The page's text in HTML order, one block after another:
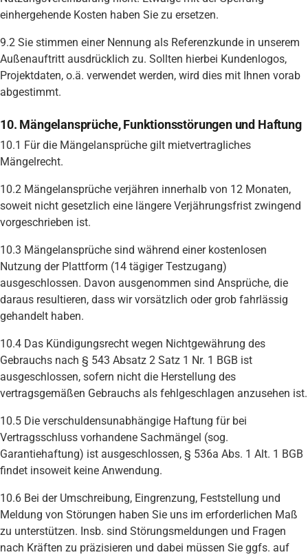
einhergehende Kosten haben Sie zu ersetzen.
9.2 Sie stimmen einer Nennung als Referenzkunde in unserem
Außenauftritt ausdrücklich zu. Sollten hierbei Kundenlogos,
Projektdaten, o.ä. verwendet werden, wird dies mit Ihnen vorab
abgestimmt.
10. Mängelansprüche, Funktionsstörungen und Haftung
10.1 Für die Mängelansprüche gilt mietvertragliches
Mängelrecht.
10.2 Mängelansprüche verjähren innerhalb von 12 Monaten,
soweit nicht gesetzlich eine längere Verjährungsfrist zwingend
vorgeschrieben ist.
10.3 Mängelansprüche sind während einer kostenlosen
Nutzung der Plattform (14 tägiger Testzugang)
ausgeschlossen. Davon ausgenommen sind Ansprüche, die
daraus resultieren, dass wir vorsätzlich oder grob fahrlässig
gehandelt haben.
10.4 Das Kündigungsrecht wegen Nichtgewährung des
Gebrauchs nach § 543 Absatz 2 Satz 1 Nr. 1 BGB ist
ausgeschlossen, sofern nicht die Herstellung des
vertragsgemäßen Gebrauchs als fehlgeschlagen anzusehen ist.
10.5 Die verschuldensunabhängige Haftung für bei
Vertragsschluss vorhandene Sachmängel (sog.
Garantiehaftung) ist ausgeschlossen, § 536a Abs. 1 Alt. 1 BGB
findet insoweit keine Anwendung.
10.6 Bei der Umschreibung, Eingrenzung, Feststellung und
Meldung von Störungen haben Sie uns im erforderlichen Maß
zu unterstützen. Insb. sind Störungsmeldungen und Fragen
nach Kräften zu präzisieren und dabei müssen Sie ggfs. auf